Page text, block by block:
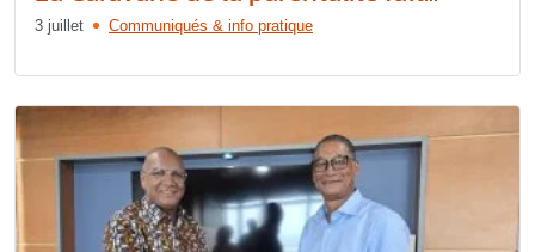
3 juillet Communiqués & info pratique